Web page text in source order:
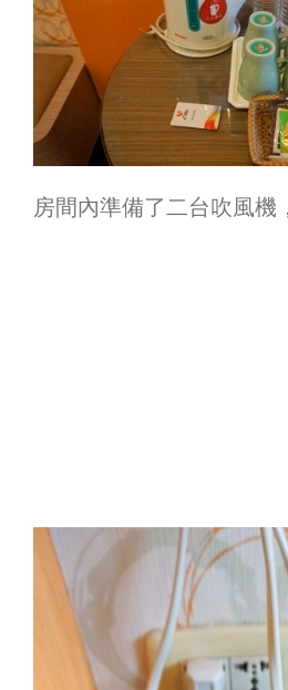
房間內準備了二台吹風機